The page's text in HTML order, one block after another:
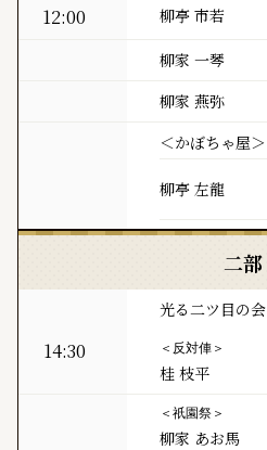
12:00 柳亭 市若
柳家 一琴
柳家 燕弥
＜かぼちゃ屋＞
柳亭 左龍
二部
光る二ツ目の会
14:30 ＜反対俥＞
桂 枝平
＜祇園祭＞
柳家 あお馬